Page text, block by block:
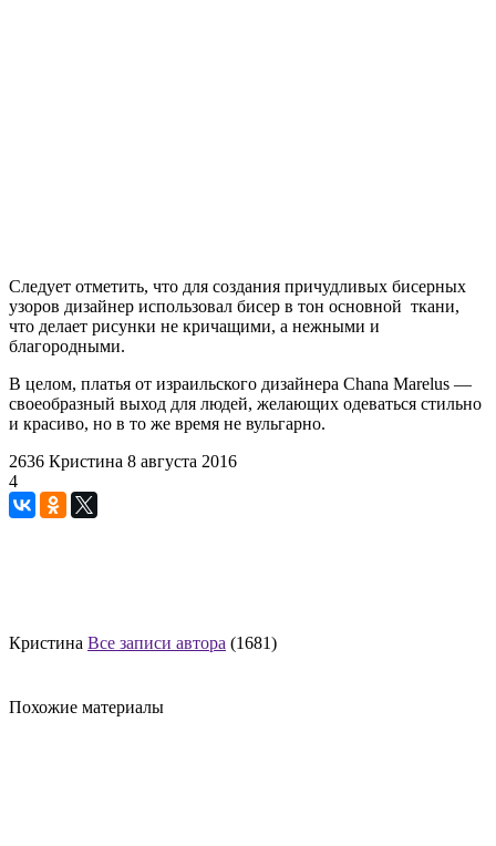
Следует отметить, что для создания причудливых бисерных
узоров дизайнер использовал бисер в тон основной ткани,
что делает рисунки не кричащими, а нежными и
благородными.
В целом, платья от израильского дизайнера Chana Marelus —
своеобразный выход для людей, желающих одеваться стильно
и красиво, но в то же время не вульгарно.
2636 Кристина 8 августа 2016
4
Кристина Все записи автора (1681)
Похожие материалы